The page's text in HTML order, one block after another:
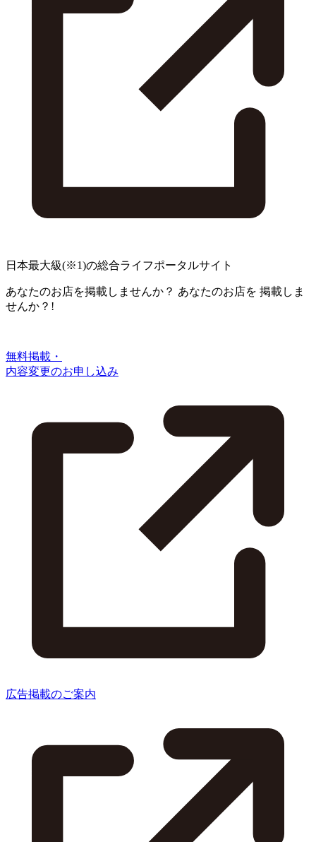
日本最大級(※1)の総合ライフポータルサイト
あなたのお店を掲載しませんか？ あなたのお店を 掲載しま
せんか？!
無料掲載・
内容変更のお申し込み
広告掲載のご案内